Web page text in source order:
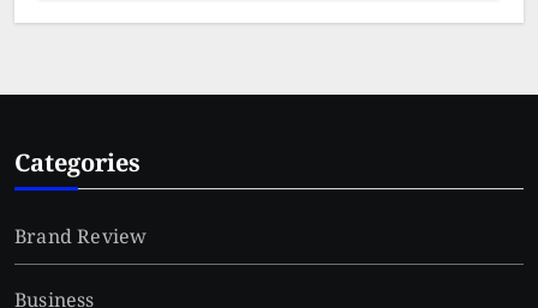
Categories
Brand Review
Business